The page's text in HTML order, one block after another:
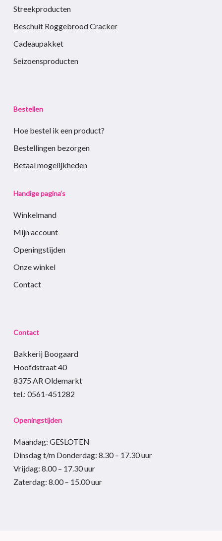
Streekproducten
Beschuit Roggebrood Cracker
Cadeaupakket
Seizoensproducten
Bestellen
Hoe bestel ik een product?
Bestellingen bezorgen
Betaal mogelijkheden
Handige pagina’s
Winkelmand
Mijn account
Openingstijden
Onze winkel
Contact
Contact
Bakkerij Boogaard
Hoofdstraat 40
8375 AR Oldemarkt
tel.: 0561-451282
Openingstijden
Maandag: GESLOTEN
Dinsdag t/m Donderdag: 8.30 – 17.30uur
Vrijdag: 8.00 – 17.30uur
Zaterdag: 8.00 – 15.00uur